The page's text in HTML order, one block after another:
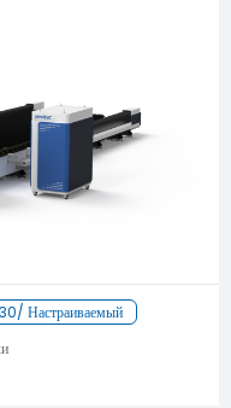
Настраиваемый